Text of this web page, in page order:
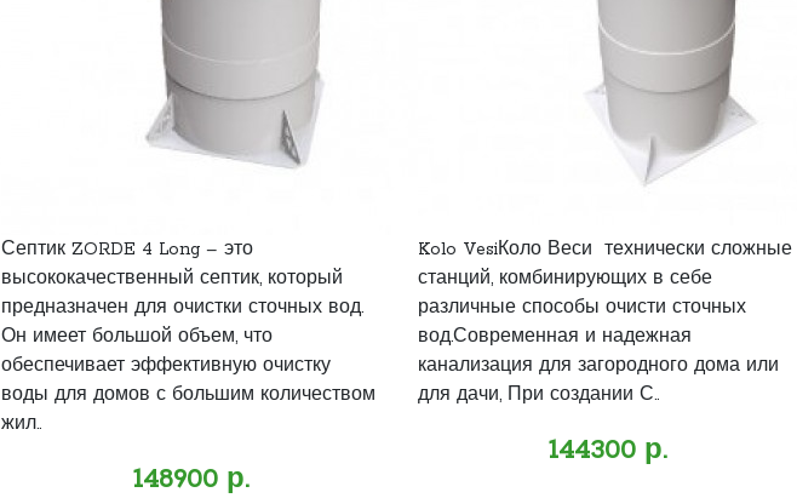
Септик ZORDE 4 Long – это
высококачественный септик, который
предназначен для очистки сточных вод.
Он имеет большой объем, что
обеспечивает эффективную очистку
воды для домов с большим количеством
жил..
148900 р.
Kolo VesiКоло Веси технически сложные
станций, комбинирующих в себе
различные способы очисти сточных
вод.Современная и надежная
канализация для загородного дома или
для дачи, При создании С..
144300 р.